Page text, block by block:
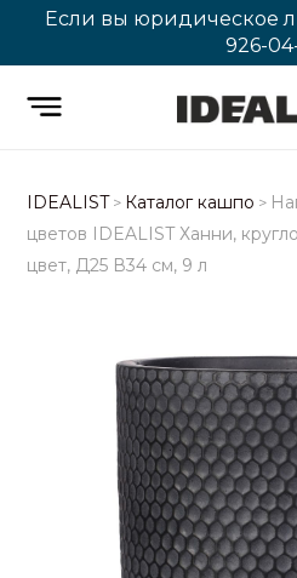
Если вы юридическое
926-
IDEALIST> Каталог кашпо >
цветов IDEALIST Ханни,
цвет, Д25 В34 см, 9 л